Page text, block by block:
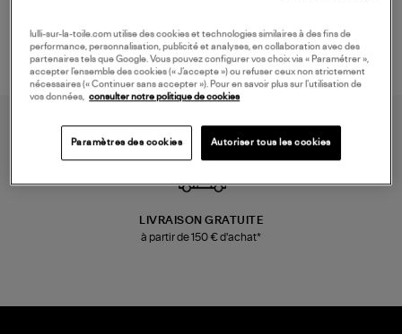
LIVRAISON GRATUITE
à partir de 150 € d'achat*
lulli-sur-la-toile.com utilise des cookies et technologies similaires à des fins de
performance, personnalisation, publicité et analyses, en collaboration avec des
partenaires tels que Google. Vous pouvez configurer vos choix via « Paramétrer »,
accepter l’ensemble des cookies (« J’accepte ») ou refuser ceux non strictement
nécessaires (« Continuer sans accepter »). Pour en savoir plus sur l’utilisation de
vos données, consulter notre politique de cookies
Paramètres des cookies Autoriser tous les cookies